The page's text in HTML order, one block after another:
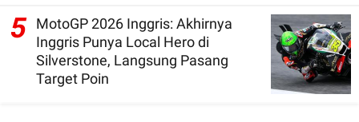
5 MotoGP 2026 Inggris: Akhirnya
Inggris Punya Local Hero di
Silverstone, Langsung Pasang
Target Poin